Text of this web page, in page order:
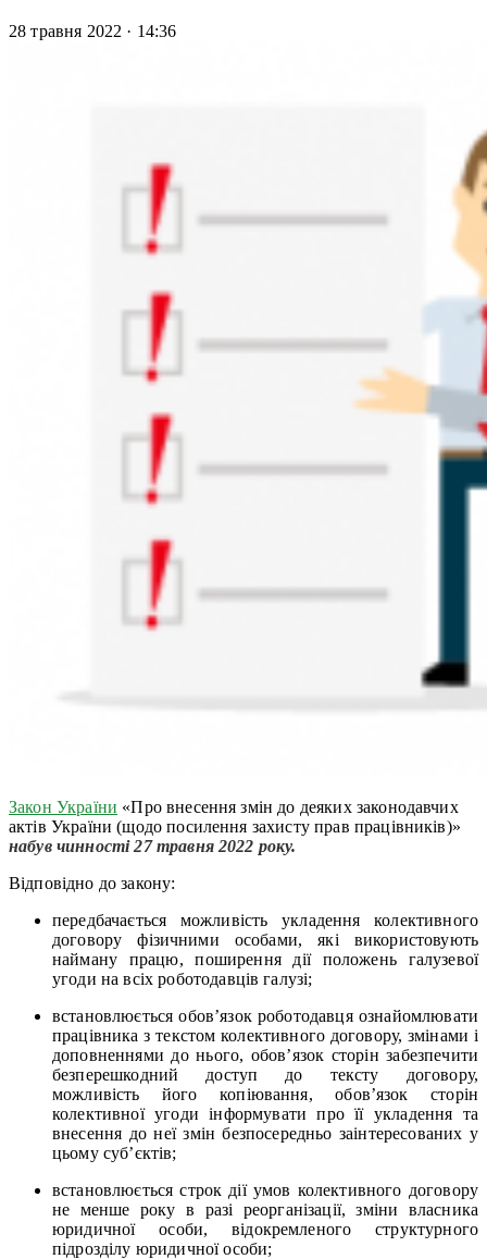
28 травня 2022 · 14:36
Закон України «Про внесення змін до деяких законодавчих
актів України (щодо посилення захисту прав працівників)»
набув чинності 27 травня 2022 року.
Відповідно до закону:
передбачається можливість укладення колективного
договору фізичними особами, які використовують
найману працю, поширення дії положень галузевої
угоди на всіх роботодавців галузі;
встановлюється обов’язок роботодавця ознайомлювати
працівника з текстом колективного договору, змінами і
доповненнями до нього, обов’язок сторін забезпечити
безперешкодний доступ до тексту договору,
можливість його копіювання, обов’язок сторін
колективної угоди інформувати про її укладення та
внесення до неї змін безпосередньо заінтересованих у
цьому суб’єктів;
встановлюється строк дії умов колективного договору
не менше року в разі реорганізації, зміни власника
юридичної особи, відокремленого структурного
підрозділу юридичної особи;